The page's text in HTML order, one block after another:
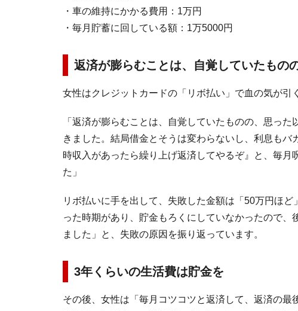
・車の維持にかかる費用：1万円
・毎月貯蓄に回している額：1万5000円
返済が膨らむことは、自覚していたもの
女性はクレジットカードの「リボ払い」で血の気が引
「返済が膨らむことは、自覚していたものの、思っ
きました。結局借金とそうは変わらないし、利息も
時収入があったら繰り上げ返済してやるぞ』と、毎
た」
リボ払いに手を出して、失敗した金額は「50万円ほ
った時期があり、貯金もろくにしていなかったので
ました」と、失敗の原因を振り返っています。
3年くらいの生活費は貯金を
その後、女性は「毎月コツコツと返済して、返済の